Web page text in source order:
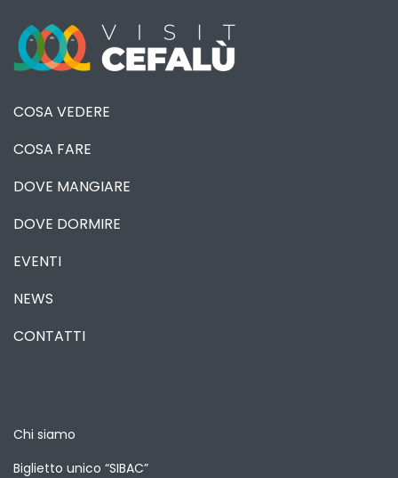
COSA VEDERE
COSA FARE
DOVE MANGIARE
DOVE DORMIRE
EVENTI
NEWS
CONTATTI
Chi siamo
Biglietto unico “SIBAC”